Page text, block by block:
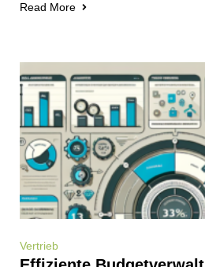
Read More
Vertrieb